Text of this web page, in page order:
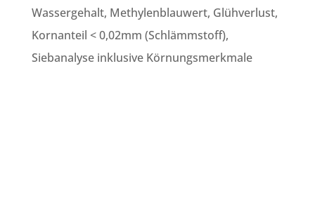
Wassergehalt, Methylenblauwert, Glühverlust,
Kornanteil < 0,02mm (Schlämmstoff),
Siebanalyse inklusive Körnungsmerkmale